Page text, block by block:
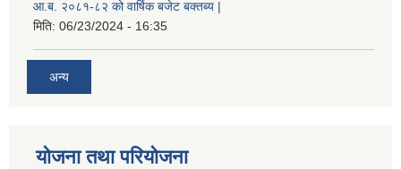
आ.ब. २०८१-८२ को वार्षिक बजेट बक्तब्य |
मिति: 06/23/2024 - 16:35
अन्य
योजना तथा परियोजना